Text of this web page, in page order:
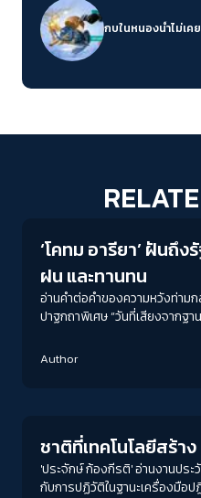
กบในหนองน้ำไม่เค
Crack Politics
‘โคทม อารียา’ ฝันถึ
ฝน และทานทน
อ่านคำต่อคำของความหวังท่าม
ปาฐกถาพิเศษ “วันที่เสียงจาก
Author
ชาติที่เทคโนโลยีสร้าง
'ประจักษ์ ก้องกีรติ' อ่านงานปร
กับการปฏิวัติในฐานะเครื่องมือ